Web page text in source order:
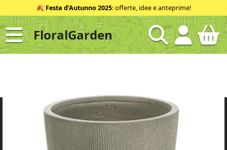
al
contenuto
ID
🍂 Festa d’Autunno 2025: offerte, idee e anteprime!
FloralGarden